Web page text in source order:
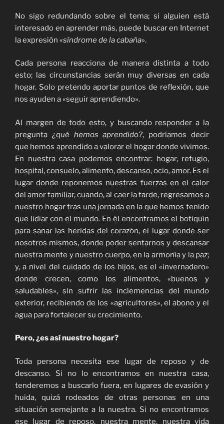
No sigo redundando sobre el tema; si alguien está
interesado en aprender más, puede buscar en Internet
la expresión «síndrome de la cabaña».
Cada persona reacciona de manera distinta a todo
esto; las circunstancias serán muy diversas en cada
hogar. Solo pretendo aportar puntos de reflexión, que
nos ayuden a «seguir aprendiendo».
Al margen de todo esto, y buscando responder a la
pregunta ¿qué hemos aprendido?, podríamos decir
que hemos aprendido a valorar el hogar donde vivimos.
En nuestra casa podemos encontrar: hogar, refugio,
hospital, consuelo, alimento, descanso, ocio, amor. Es el
lugar donde reponemos nuestras fuerzas en el calor
del amor familiar, cuando, al caer la tarde, regresamos a
nuestro hogar tras una jornada en la que hemos tenido
que lidiar con el mundo. En él encontramos el botiquín
para sanar las heridas del corazón, el lugar donde ser
nosotros mismos, donde poder sentarnos y descansar
nuestra mente y nuestro cuerpo, en la armonía y la paz;
y, a nivel del cuidado de los hijos, es el «invernadero»
donde crecen, como los alimentos, «buenos y
saludables», sin sufrir las inclemencias del mundo
exterior, recibiendo de los «agricultores», el abono y el
agua para fortalecer su crecimiento.
Pero, ¿es así nuestro hogar?
Toda persona necesita ese lugar de reposo y de
descanso. Si no lo encontramos en nuestra casa,
tenderemos a buscarlo fuera, en lugares de evasión y
huida, quizá rodeados de otras personas en una
situación semejante a la nuestra. Si no encontramos
ese lugar de reposo, nuestra mente, nuestra vida